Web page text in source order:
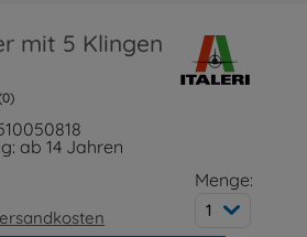
mit 5 Klingen
ab 14 Jahren
Menge:
1